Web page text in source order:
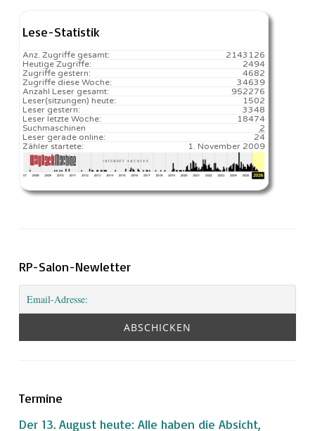
Lese-Statistik
2143126
Anz. Zugriffe gesamt:
2494
Heutige Zugriffe:
4682
Zugriffe gestern:
34639
Zugriffe diese Woche:
952276
Anzahl Leser gesamt:
1502️
Leser(sitzungen) heute:
3348
Leser gestern:
18474️
Leser letzte Woche:
2
Suchmaschinen
24
Leser gerade online:
1. November 2009
Zähler startete:
RP-Salon-Newletter
Termine
Der 13. August heute: Alle haben die Absicht,